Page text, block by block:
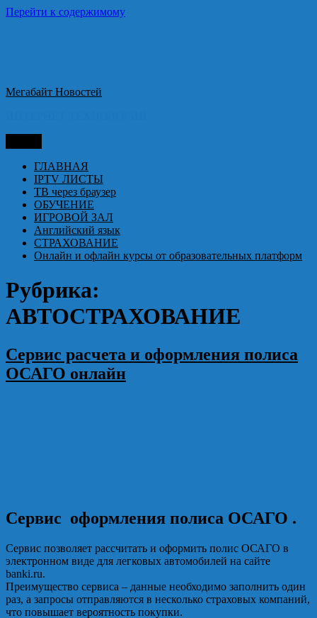
Перейти к содержимому
Мегабайт Новостей
ГЛАВНАЯ
IPTV ЛИСТЫ
ТВ через браузер
ОБУЧЕНИЕ
ИГРОВОЙ ЗАЛ
Английский язык
СТРАХОВАНИЕ
Онлайн и офлайн курсы от образовательных платформ
Рубрика:
АВТОСТРАХОВАНИЕ
Сервис расчета и оформления полиса
ОСАГО онлайн
Сервис оформления полиса ОСАГО .
Сервис позволяет рассчитать и оформить полис ОСАГО в
электронном виде для легковых автомобилей на сайте
banki.ru.
Преимущество сервиса – данные необходимо заполнить один
раз, а запросы отправляются в несколько страховых компаний,
что повышает вероятность покупки.